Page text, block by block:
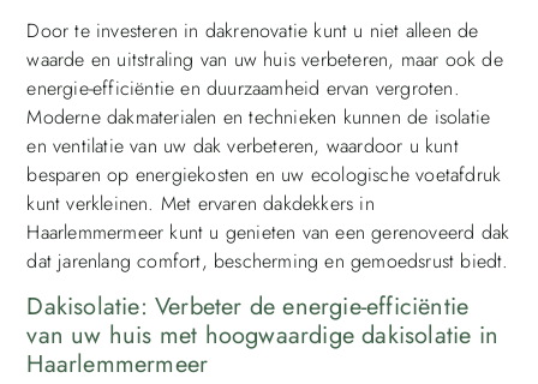
Door te investeren in dakrenovatie kunt u niet alleen de
waarde en uitstraling van uw huis verbeteren, maar ook de
energie-efficiëntie en duurzaamheid ervan vergroten.
Moderne dakmaterialen en technieken kunnen de isolatie
en ventilatie van uw dak verbeteren, waardoor u kunt
besparen op energiekosten en uw ecologische voetafdruk
kunt verkleinen. Met ervaren dakdekkers in
Haarlemmermeer kunt u genieten van een gerenoveerd dak
dat jarenlang comfort, bescherming en gemoedsrust biedt.
Dakisolatie: Verbeter de energie-efficiëntie
van uw huis met hoogwaardige dakisolatie in
Haarlemmermeer